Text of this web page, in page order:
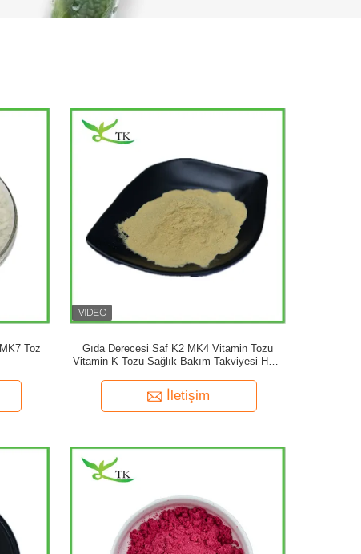
Toz
Gıda Derecesi Saf K2 MK4 Vitamin Tozu
Vitamin K Tozu Sağlık Bakım Takviyesi Ham
İletişim